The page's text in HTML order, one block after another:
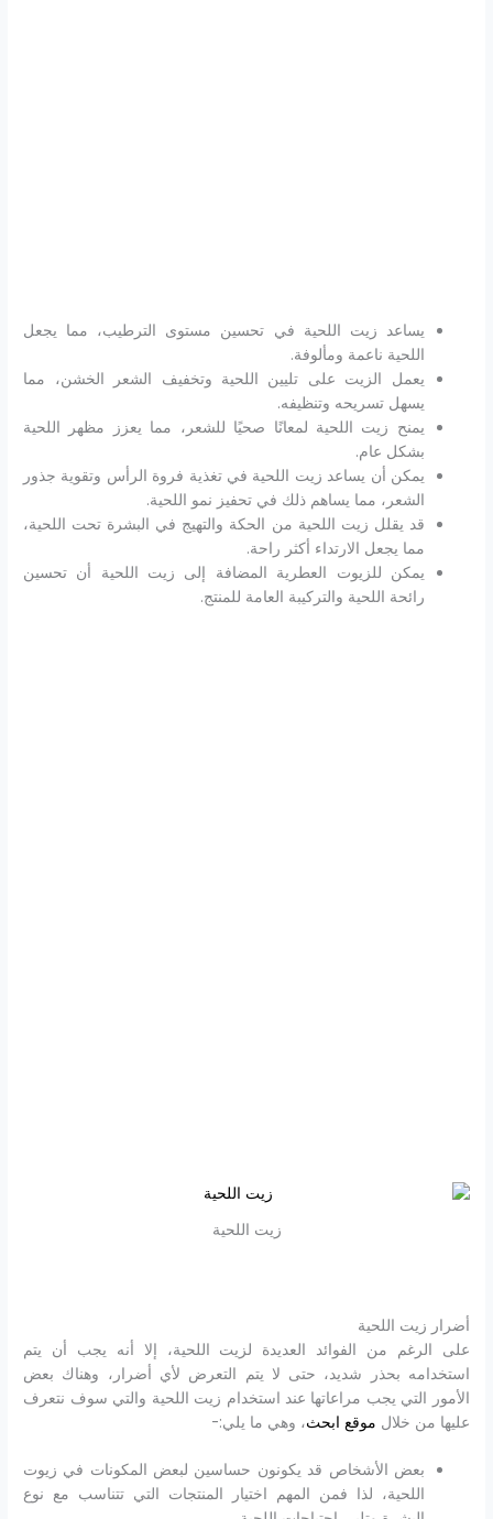
يساعد زيت اللحية في تحسين مستوى الترطيب، مما يجعل
اللحية ناعمة ومألوفة.
يعمل الزيت على تليين اللحية وتخفيف الشعر الخشن، مما
يسهل تسريحه وتنظيفه.
يمنح زيت اللحية لمعانًا صحيًا للشعر، مما يعزز مظهر اللحية
بشكل عام.
يمكن أن يساعد زيت اللحية في تغذية فروة الرأس وتقوية جذور
الشعر، مما يساهم ذلك في تحفيز نمو اللحية.
قد يقلل زيت اللحية من الحكة والتهيج في البشرة تحت اللحية،
مما يجعل الارتداء أكثر راحة.
يمكن للزيوت العطرية المضافة إلى زيت اللحية أن تحسين
رائحة اللحية والتركيبة العامة للمنتج.
زيت اللحية
أضرار زيت اللحية
على الرغم من الفوائد العديدة لزيت اللحية، إلا أنه يجب أن يتم
استخدامه بحذر شديد، حتى لا يتم التعرض لأي أضرار، وهناك بعض
الأمور التي يجب مراعاتها عند استخدام زيت اللحية والتي سوف نتعرف
عليها من خلال موقع ابحث، وهي ما يلي:-
بعض الأشخاص قد يكونون حساسين لبعض المكونات في زيوت
اللحية، لذا فمن المهم اختيار المنتجات التي تتناسب مع نوع